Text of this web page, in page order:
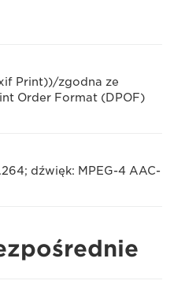
Print))/zgodna ze
Order Format (DPOF)
dźwięk: MPEG-4 AAC-